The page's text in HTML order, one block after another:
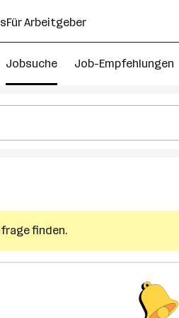
Für Arbeitgeber
Jobsuche Job-Empfehlungen
finden.